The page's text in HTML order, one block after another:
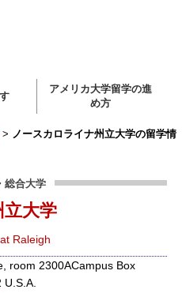
アメリカ大学留学の進
め方
> ノースカロライナ州立大学の留学情
総合大学
大学
Raleigh
room 2300ACampus Box
U.S.A.